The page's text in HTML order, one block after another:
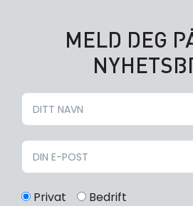
MELD DEG
Privat Bedrift